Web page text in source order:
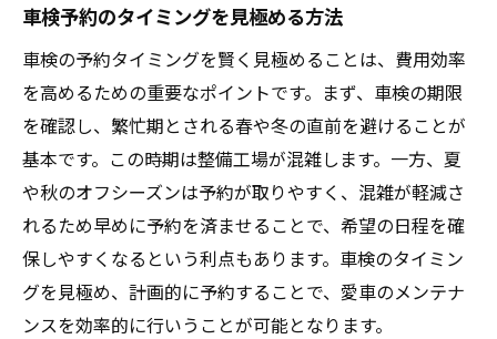
車検の効率化を図るための戦略
オフシーズンにおける効率的な予約方法
時間を有効に使うための計画術
予約の際に考慮すべき効率化ポイント
車検のスムーズな進行を実現するヒント
オフシーズンの活用で効率を高める方法
車検予約で知っておきたいオフシーズンの活用
ポイント
重要なポイントを押さえたオフシーズン予
車検予約のタイミングを見極める方法
車検の予約タイミングを賢く見極めることは、費用効率
を高めるための重要なポイントです。まず、車検の期限
を確認し、繁忙期とされる春や冬の直前を避けることが
基本です。この時期は整備工場が混雑します。一方、夏
や秋のオフシーズンは予約が取りやすく、混雑が軽減さ
れるため早めに予約を済ませることで、希望の日程を確
保しやすくなるという利点もあります。車検のタイミン
グを見極め、計画的に予約することで、愛車のメンテナ
ンスを効率的に行いうことが可能となります。